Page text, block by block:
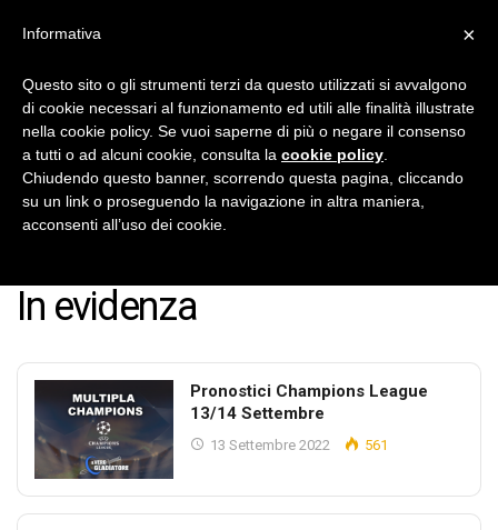
No Thanks INSTALL
In evidenza
Pronostici Champions League
13/14 Settembre
13 Settembre 2022 561
×
Informativa
Questo sito o gli strumenti terzi da questo utilizzati si avvalgono
di cookie necessari al funzionamento ed utili alle finalità illustrate
nella cookie policy. Se vuoi saperne di più o negare il consenso
a tutti o ad alcuni cookie, consulta la cookie policy
Chiudendo questo banner, scorrendo questa pagina, cliccando
su un link o proseguendo la navigazione in altra maniera,
acconsenti all’uso dei cookie.